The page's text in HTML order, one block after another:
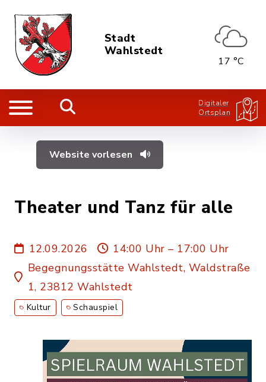
Stadt
Wahlstedt
17 °C
Digitaler
Ortsplan
Website vorlesen
Theater und Tanz für alle
12.09.2026
14:00 Uhr – 17:00 Uhr
Begegnungsstätte Wahlstedt, Waldstraße
1, 23812 Wahlstedt
Kultur Schauspiel